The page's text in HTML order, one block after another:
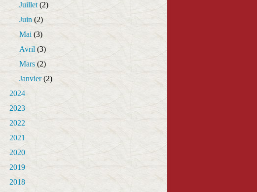
Juillet (2)
Juin (2)
Mai (3)
Avril (3)
Mars (2)
Janvier(2)
2024
2023
2022
2021
2020
2019
2018